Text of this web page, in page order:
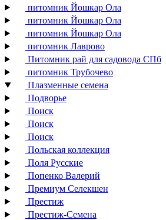
питомник Йошкар Ола
питомник Йошкар Ола
питомник Йошкар Ола
питомник Лаврово
Питомник рай для садовода СПб
питомник Трубочево
Плазменные семена
Подворье
Поиск
Поиск
Поиск
Польская коллекция
Поля Русские
Попенко Валерий
Премиум Селекшен
Престиж
Престиж-Семена